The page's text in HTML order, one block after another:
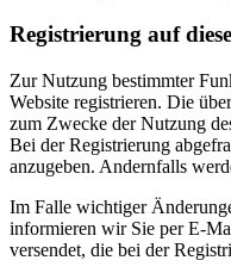
Registrierung auf
Zur Nutzung bestimmter
Website registrieren. Die
zum Zwecke der Nutzung
Bei der Registrierung
anzugeben. Andernfalls
Im Falle wichtiger
informieren wir Sie per E-
versendet, die bei der